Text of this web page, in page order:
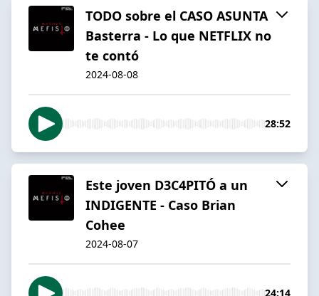
TODO sobre el CASO ASUNTA
Basterra - Lo que NETFLIX no
te contó
2024-08-08
28:52
Este joven D3C4PITÓ a un
INDIGENTE - Caso Brian
Cohee
2024-08-07
24:14